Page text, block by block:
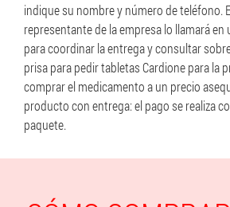
indique su nombre y número de teléfono.
representante de la empresa lo llamará
para coordinar la entrega y consultar
prisa para pedir tabletas Cardione para la
comprar el medicamento a un precio
producto con entrega: el pago se realiza
paquete.